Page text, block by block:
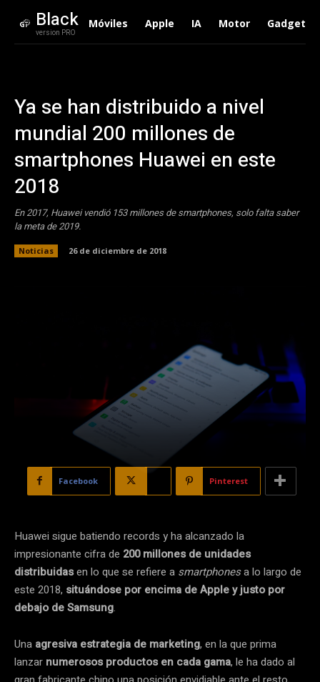
Black
version PRO
Móviles Apple IA Motor Gadgets
Ya se han distribuido a nivel
mundial 200 millones de
smartphones Huawei en este
2018
En 2017, Huawei vendió 153 millones de smartphones, solo falta saber
la meta de 2019.
Noticias 26 de diciembre de 2018
Facebook Pinterest
Huawei sigue batiendo records y ha alcanzado la
impresionante cifra de 200 millones de unidades
distribuidasen lo que se refiere a smartphonesa lo largo de
este 2018, situándose por encima de Apple y justo por
debajo de Samsung.
Una agresiva estrategia de marketing, en la que prima
lanzar numerosos productos en cada gama, le ha dado al